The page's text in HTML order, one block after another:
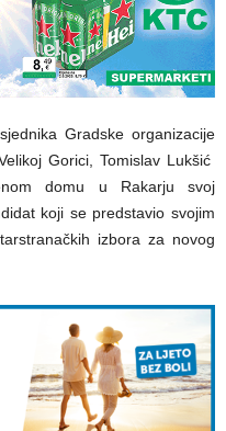
Gradske organizacije
Gorici, Tomislav Lukšić
domu u Rakarju svoj
koji se predstavio svojim
izbora za novog